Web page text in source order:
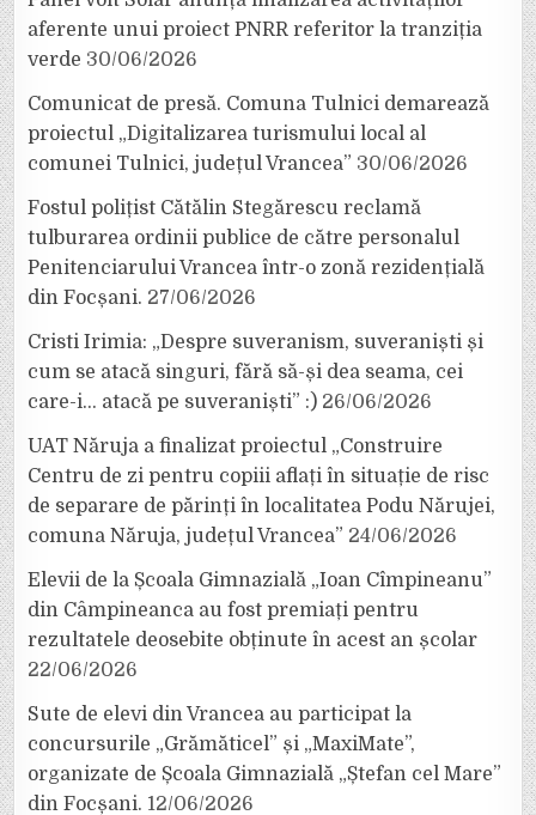
aferente unui proiect PNRR referitor la tranziția
verde 30/06/2026
Comunicat de presă. Comuna Tulnici demarează
proiectul „Digitalizarea turismului local al
comunei Tulnici, județul Vrancea” 30/06/2026
Fostul polițist Cătălin Stegărescu reclamă
tulburarea ordinii publice de către personalul
Penitenciarului Vrancea într-o zonă rezidențială
din Focșani. 27/06/2026
Cristi Irimia: „Despre suveranism, suveraniști și
cum se atacă singuri, fără să-și dea seama, cei
care-i… atacă pe suveraniști” :) 26/06/2026
UAT Năruja a finalizat proiectul „Construire
Centru de zi pentru copiii aflați în situație de risc
de separare de părinți în localitatea Podu Nărujei,
comuna Năruja, județul Vrancea” 24/06/2026
Elevii de la Școala Gimnazială „Ioan Cîmpineanu”
din Câmpineanca au fost premiați pentru
rezultatele deosebite obținute în acest an școlar
22/06/2026
Sute de elevi din Vrancea au participat la
concursurile „Grămăticel” și „MaxiMate”,
organizate de Școala Gimnazială „Ștefan cel Mare”
din Focșani. 12/06/2026